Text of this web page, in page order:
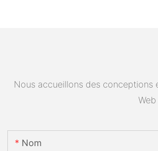
Nous accueillons des conceptions
Nom